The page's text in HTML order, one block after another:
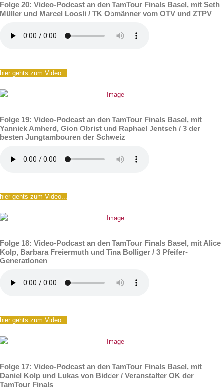
Folge 20: Video-Podcast an den TamTour Finals Basel, mit Seth
Müller und Marcel Loosli / TK Obmänner vom OTV und ZTPV
hier gehts zum Video...
Folge 19: Video-Podcast an den TamTour Finals Basel, mit
Yannick Amherd, Gion Obrist und Raphael Jentsch / 3 der
besten Jungtambouren der Schweiz
hier gehts zum Video...
Folge 18: Video-Podcast an den TamTour Finals Basel, mit Alice
Kolp, Barbara Freiermuth und Tina Bolliger / 3 Pfeifer-
Generationen
hier gehts zum Video...
Folge 17: Video-Podcast an den TamTour Finals Basel, mit
Daniel Kolp und Lukas von Bidder / Veranstalter OK der
TamTour Finals